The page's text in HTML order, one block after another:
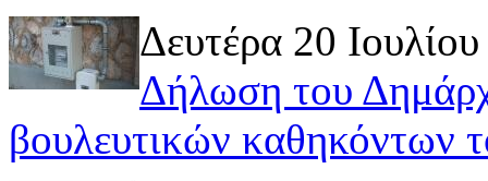
Δευτέρα 20
Δήλωση του
βουλευτικών καθηκόντων